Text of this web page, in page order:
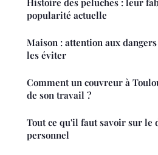
popularité actuelle
Maison : attention aux
les éviter
Comment un couvreur à
de son travail ?
Tout ce qu'il faut savoir sur le
personnel